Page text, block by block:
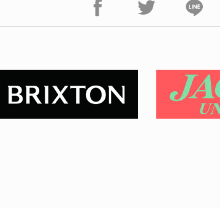
2026.07.31